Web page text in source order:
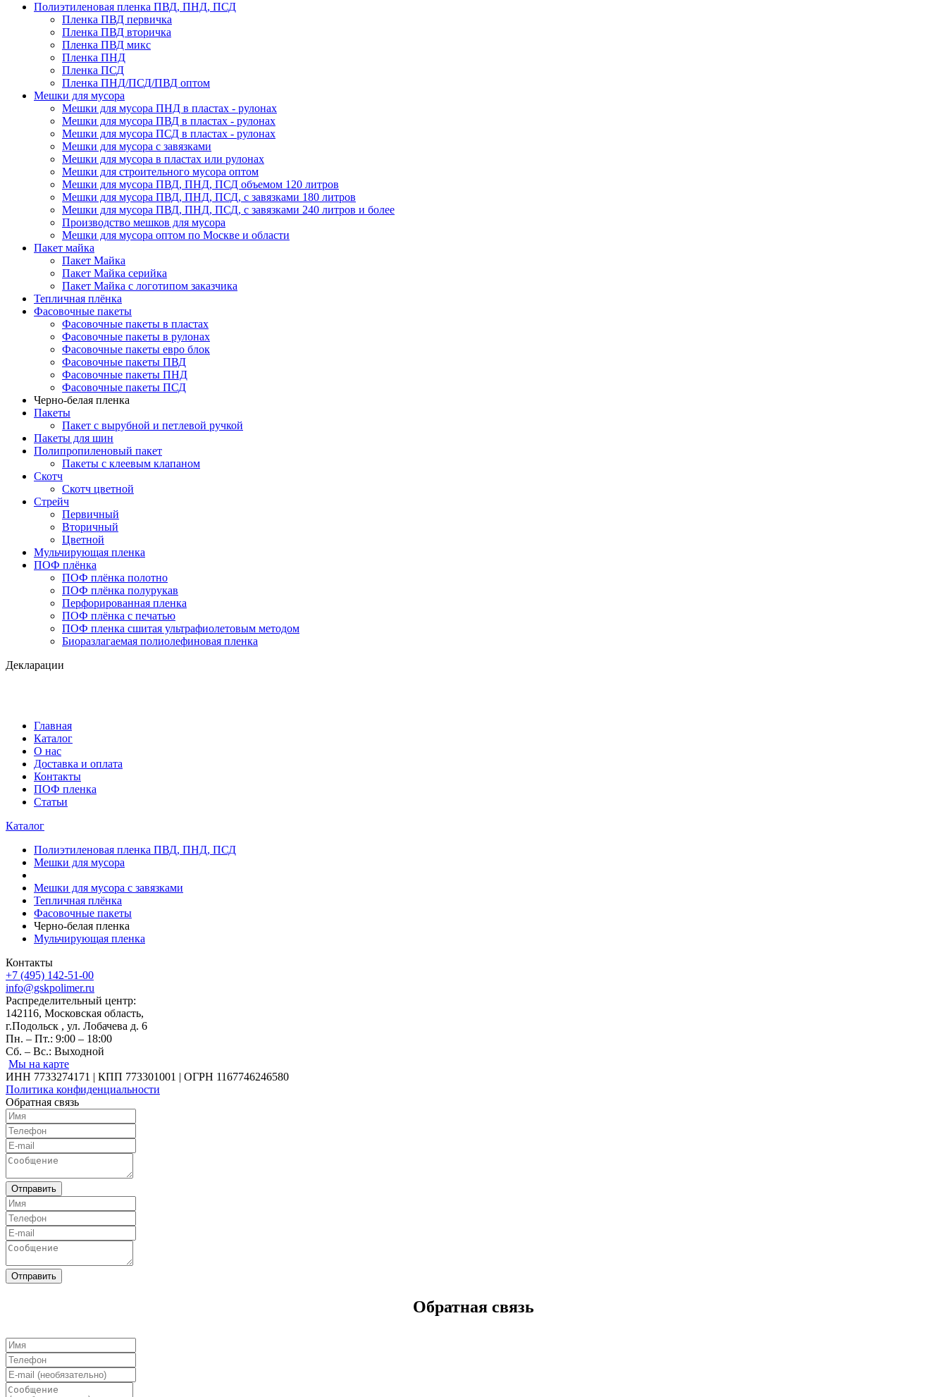
Полиэтиленовая пленка ПВД, ПНД, ПСД
Пленка ПВД первичка
Пленка ПВД вторичка
Пленка ПВД микс
Пленка ПНД
Пленка ПСД
Пленка ПНД/ПСД/ПВД оптом
Мешки для мусора
Мешки для мусора ПНД в пластах - рулонах
Мешки для мусора ПВД в пластах - рулонах
Мешки для мусора ПСД в пластах - рулонах
Мешки для мусора с завязками
Мешки для мусора в пластах или рулонах
Мешки для строительного мусора оптом
Мешки для мусора ПВД, ПНД, ПСД объемом 120 литров
Мешки для мусора ПВД, ПНД, ПСД, с завязками 180 литров
Мешки для мусора ПВД, ПНД, ПСД, с завязками 240 литров и более
Производство мешков для мусора
Мешки для мусора оптом по Москве и области
Пакет майка
Пакет Майка
Пакет Майка серийка
Пакет Майка с логотипом заказчика
Тепличная плёнка
Фасовочные пакеты
Фасовочные пакеты в пластах
Фасовочные пакеты в рулонах
Фасовочные пакеты евро блок
Фасовочные пакеты ПВД
Фасовочные пакеты ПНД
Фасовочные пакеты ПСД
Черно-белая пленка
Пакеты
Пакет с вырубной и петлевой ручкой
Пакеты для шин
Полипропиленовый пакет
Пакеты с клеевым клапаном
Скотч
Скотч цветной
Стрейч
Первичный
Вторичный
Цветной
Мульчирующая пленка
ПОФ плёнка
ПОФ плёнка полотно
ПОФ плёнка полурукав
Перфорированная пленка
ПОФ плёнка с печатью
ПОФ пленка сшитая ультрафиолетовым методом
Биоразлагаемая полиолефиновая пленка
Декларации
Главная
Каталог
О нас
Доставка и оплата
Контакты
ПОФ пленка
Статьи
Каталог
Полиэтиленовая пленка ПВД, ПНД, ПСД
Мешки для мусора
Мешки для мусора с завязками
Тепличная плёнка
Фасовочные пакеты
Черно-белая пленка
Мульчирующая пленка
Контакты
+7 (495) 142-51-00
info@gskpolimer.ru
Распределительный центр:
142116, Московская область,
г.Подольск , ул. Лобачева д. 6
Пн. – Пт.: 9:00 – 18:00
Сб. – Вс.: Выходной
Мы на карте
ИНН 7733274171 | КПП 773301001 | ОГРН 1167746246580
Политика конфиденциальности
Обратная связь
Отправить
Отправить
Обратная связь